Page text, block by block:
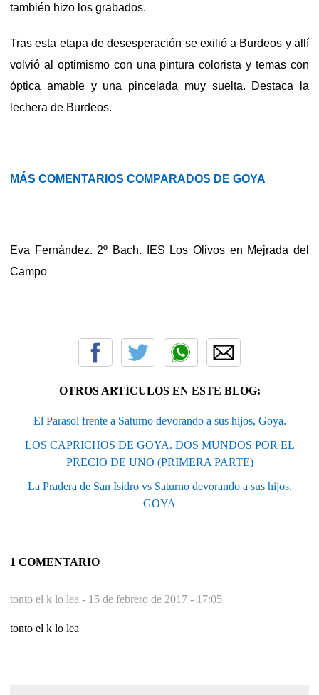
también hizo los grabados.
Tras esta etapa de desesperación se exilió a Burdeos y allí
volvió al optimismo con una pintura colorista y temas con
óptica amable y una pincelada muy suelta. Destaca la
lechera de Burdeos.
MÁS COMENTARIOS COMPARADOS DE GOYA
Eva Fernández. 2º Bach. IES Los Olivos en Mejrada del
Campo
OTROS ARTÍCULOS EN ESTE BLOG:
El Parasol frente a Saturno devorando a sus hijos, Goya.
LOS CAPRICHOS DE GOYA. DOS MUNDOS POR EL
PRECIO DE UNO (PRIMERA PARTE)
La Pradera de San Isidro vs Saturno devorando a sus hijos.
GOYA
1 COMENTARIO
tonto el k lo lea - 15 de febrero de 2017 - 17:05
tonto el k lo lea